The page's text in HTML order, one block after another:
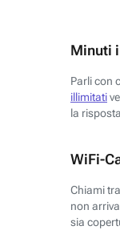
Minuti
Parli con
illimitati
la
WiFi-
Chiami
non
sia